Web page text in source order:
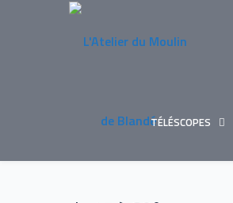
TÉLÉSCOPES